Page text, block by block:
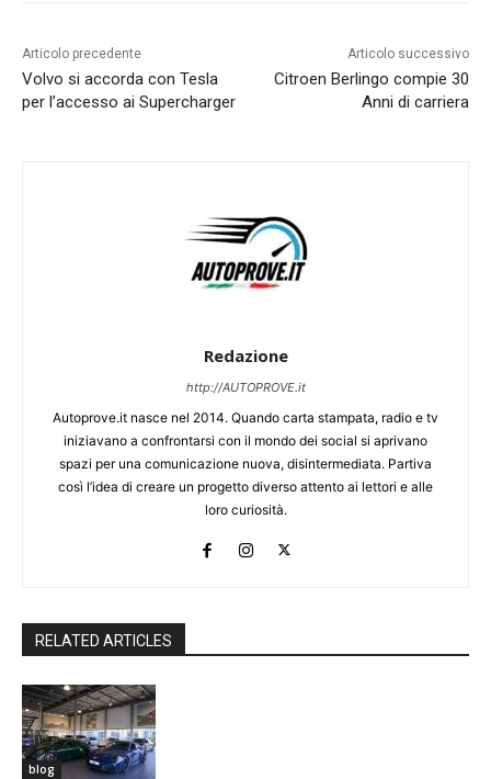
Articolo precedente
Volvo si accorda con Tesla
per l’accesso ai Supercharger
Articolo successivo
Citroen Berlingo compie 30
Anni di carriera
Redazione
http://AUTOPROVE.it
Autoprove.it nasce nel 2014. Quando carta stampata, radio e tv
iniziavano a confrontarsi con il mondo dei social si aprivano
spazi per una comunicazione nuova, disintermediata. Partiva
così l’idea di creare un progetto diverso attento ai lettori e alle
loro curiosità.
RELATED ARTICLES
blog